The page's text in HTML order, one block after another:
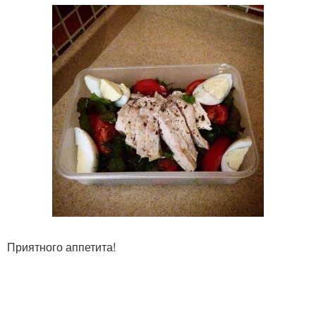
Приятного аппетита!